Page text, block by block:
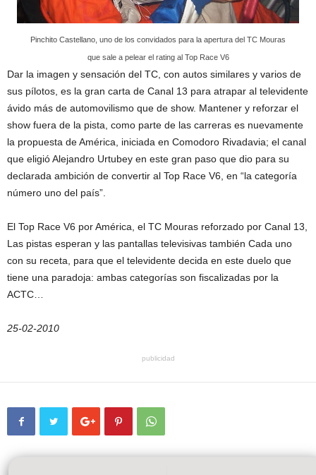
Pinchito Castellano, uno de los convidados para la apertura del TC Mouras
que sale a pelear el rating al Top Race V6
Dar la imagen y sensación del TC, con autos similares y varios de
sus pílotos, es la gran carta de Canal 13 para atrapar al televidente
ávido más de automovilismo que de show. Mantener y reforzar el
show fuera de la pista, como parte de las carreras es nuevamente
la propuesta de América, iniciada en Comodoro Rivadavia; el canal
que eligió Alejandro Urtubey en este gran paso que dio para su
declarada ambición de convertir al Top Race V6, en “la categoría
número uno del país”.
El Top Race V6 por América, el TC Mouras reforzado por Canal 13,
Las pistas esperan y las pantallas televisivas también Cada uno
con su receta, para que el televidente decida en este duelo que
tiene una paradoja: ambas categorías son fiscalizadas por la
ACTC…
25-02-2010
publicidad